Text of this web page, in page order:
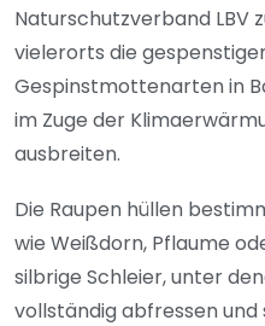
Naturschutzverband LBV
vielerorts die
Gespinstmottenarten in
im Zuge der
ausbreiten.
Die Raupen hüllen
wie Weißdorn, Pflaume
silbrige Schleier, unter
vollständig abfressen